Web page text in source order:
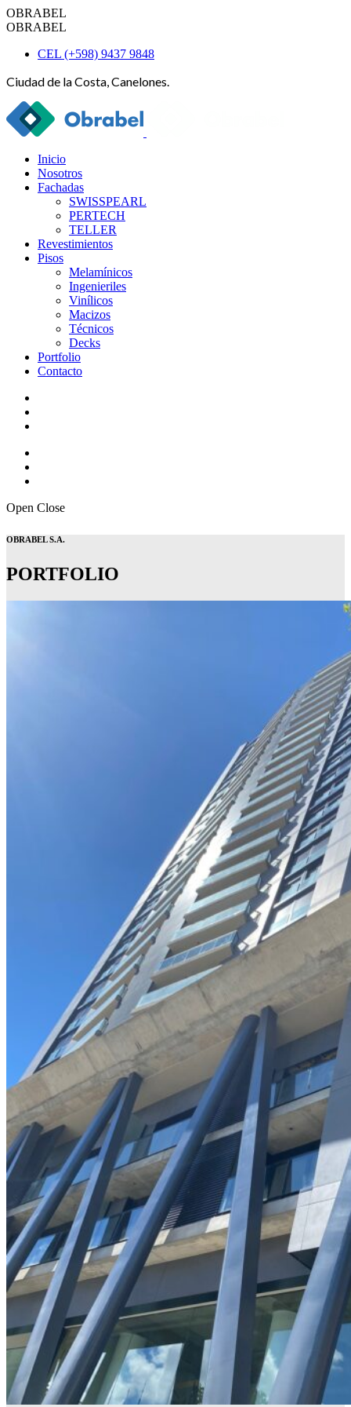
OBRABEL
OBRABEL
CEL (+598) 9437 9848
Ciudad de la Costa, Canelones.
Inicio
Nosotros
Fachadas
SWISSPEARL
PERTECH
TELLER
Revestimientos
Pisos
Melamínicos
Ingenieriles
Vinílicos
Macizos
Técnicos
Decks
Portfolio
Contacto
Open Close
OBRABEL S.A.
PORTFOLIO